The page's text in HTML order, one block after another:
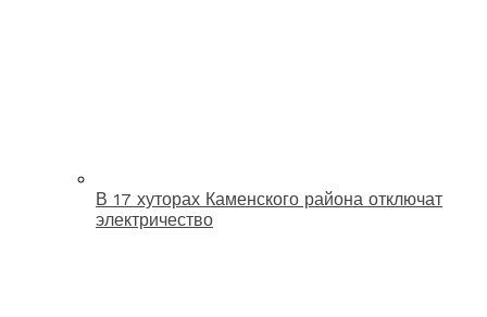
В 17 хуторах Каменского района отключат
электричество